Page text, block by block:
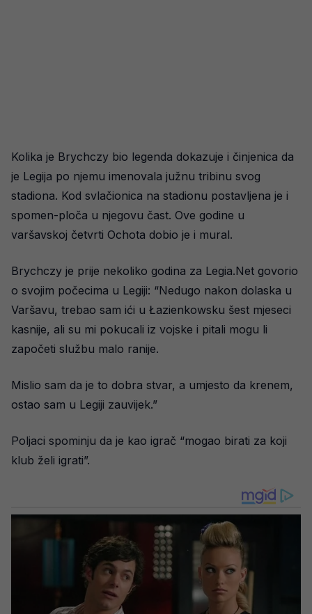
Kolika je Brychczy bio legenda dokazuje i činjenica da
je Legija po njemu imenovala južnu tribinu svog
stadiona. Kod svlačionica na stadionu postavljena je i
spomen-ploča u njegovu čast. Ove godine u
varšavskoj četvrti Ochota dobio je i mural.
Brychczy je prije nekoliko godina za Legia.Net govorio
o svojim počecima u Legiji: “Nedugo nakon dolaska u
Varšavu, trebao sam ići u Łazienkowsku šest mjeseci
kasnije, ali su mi pokucali iz vojske i pitali mogu li
započeti službu malo ranije.
Mislio sam da je to dobra stvar, a umjesto da krenem,
ostao sam u Legiji zauvijek.”
Poljaci spominju da je kao igrač “mogao birati za koji
klub želi igrati”.